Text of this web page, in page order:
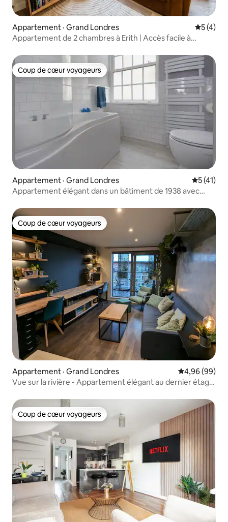
Appartement · Grand Londres Note
5 (4)
Appartement de 2 chambres à Erith | Accès facile à
Coup de cœur voyageurs
Coup de cœur voyageurs
Appartement · Grand Londres Note
5 (41)
Appartement élégant dans un bâtiment de 1938 avec
Coup de cœur voyageurs
Coup de cœur voyageurs
Appartement · Grand Londres Note
4,96 (99)
Vue sur la rivière - Appartement élégant au dernier étage
Coup de cœur voyageurs
Coup de cœur voyageurs